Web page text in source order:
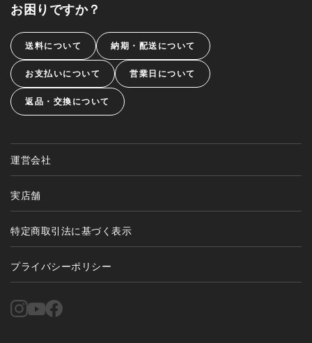
お困りですか？
送料について 納期・配送について
お支払いについて 営業日について
返品・交換について
運営会社
実店舗
特定商取引法に基づく表示
プライバシーポリシー